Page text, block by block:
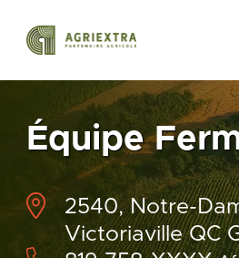
Équipe
2540, Notre-
Victoriaville QC